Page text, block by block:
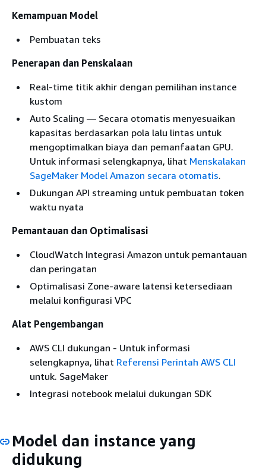
Kemampuan Model
Pembuatan teks
Penerapan dan Penskalaan
Real-time titik akhir dengan pemilihan instance
kustom
Auto Scaling — Secara otomatis menyesuaikan
kapasitas berdasarkan pola lalu lintas untuk
mengoptimalkan biaya dan pemanfaatan GPU.
Untuk informasi selengkapnya, lihat Menskalakan
SageMaker Model Amazon secara otomatis.
Dukungan API streaming untuk pembuatan token
waktu nyata
Pemantauan dan Optimalisasi
CloudWatch Integrasi Amazon untuk pemantauan
dan peringatan
Optimalisasi Zone-aware latensi ketersediaan
melalui konfigurasi VPC
Alat Pengembangan
AWS CLI dukungan - Untuk informasi
selengkapnya, lihat Referensi Perintah AWS CLI
untuk. SageMaker
Integrasi notebook melalui dukungan SDK
Model dan instance yang
didukung